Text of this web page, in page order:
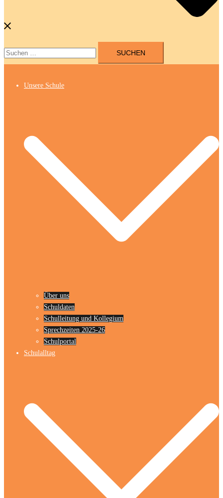
Suchen
Unsere Schule
Über uns
Schuldaten
Schulleitung und Kollegium
Sprechzeiten 2025-26
Schulportal
Schulalltag